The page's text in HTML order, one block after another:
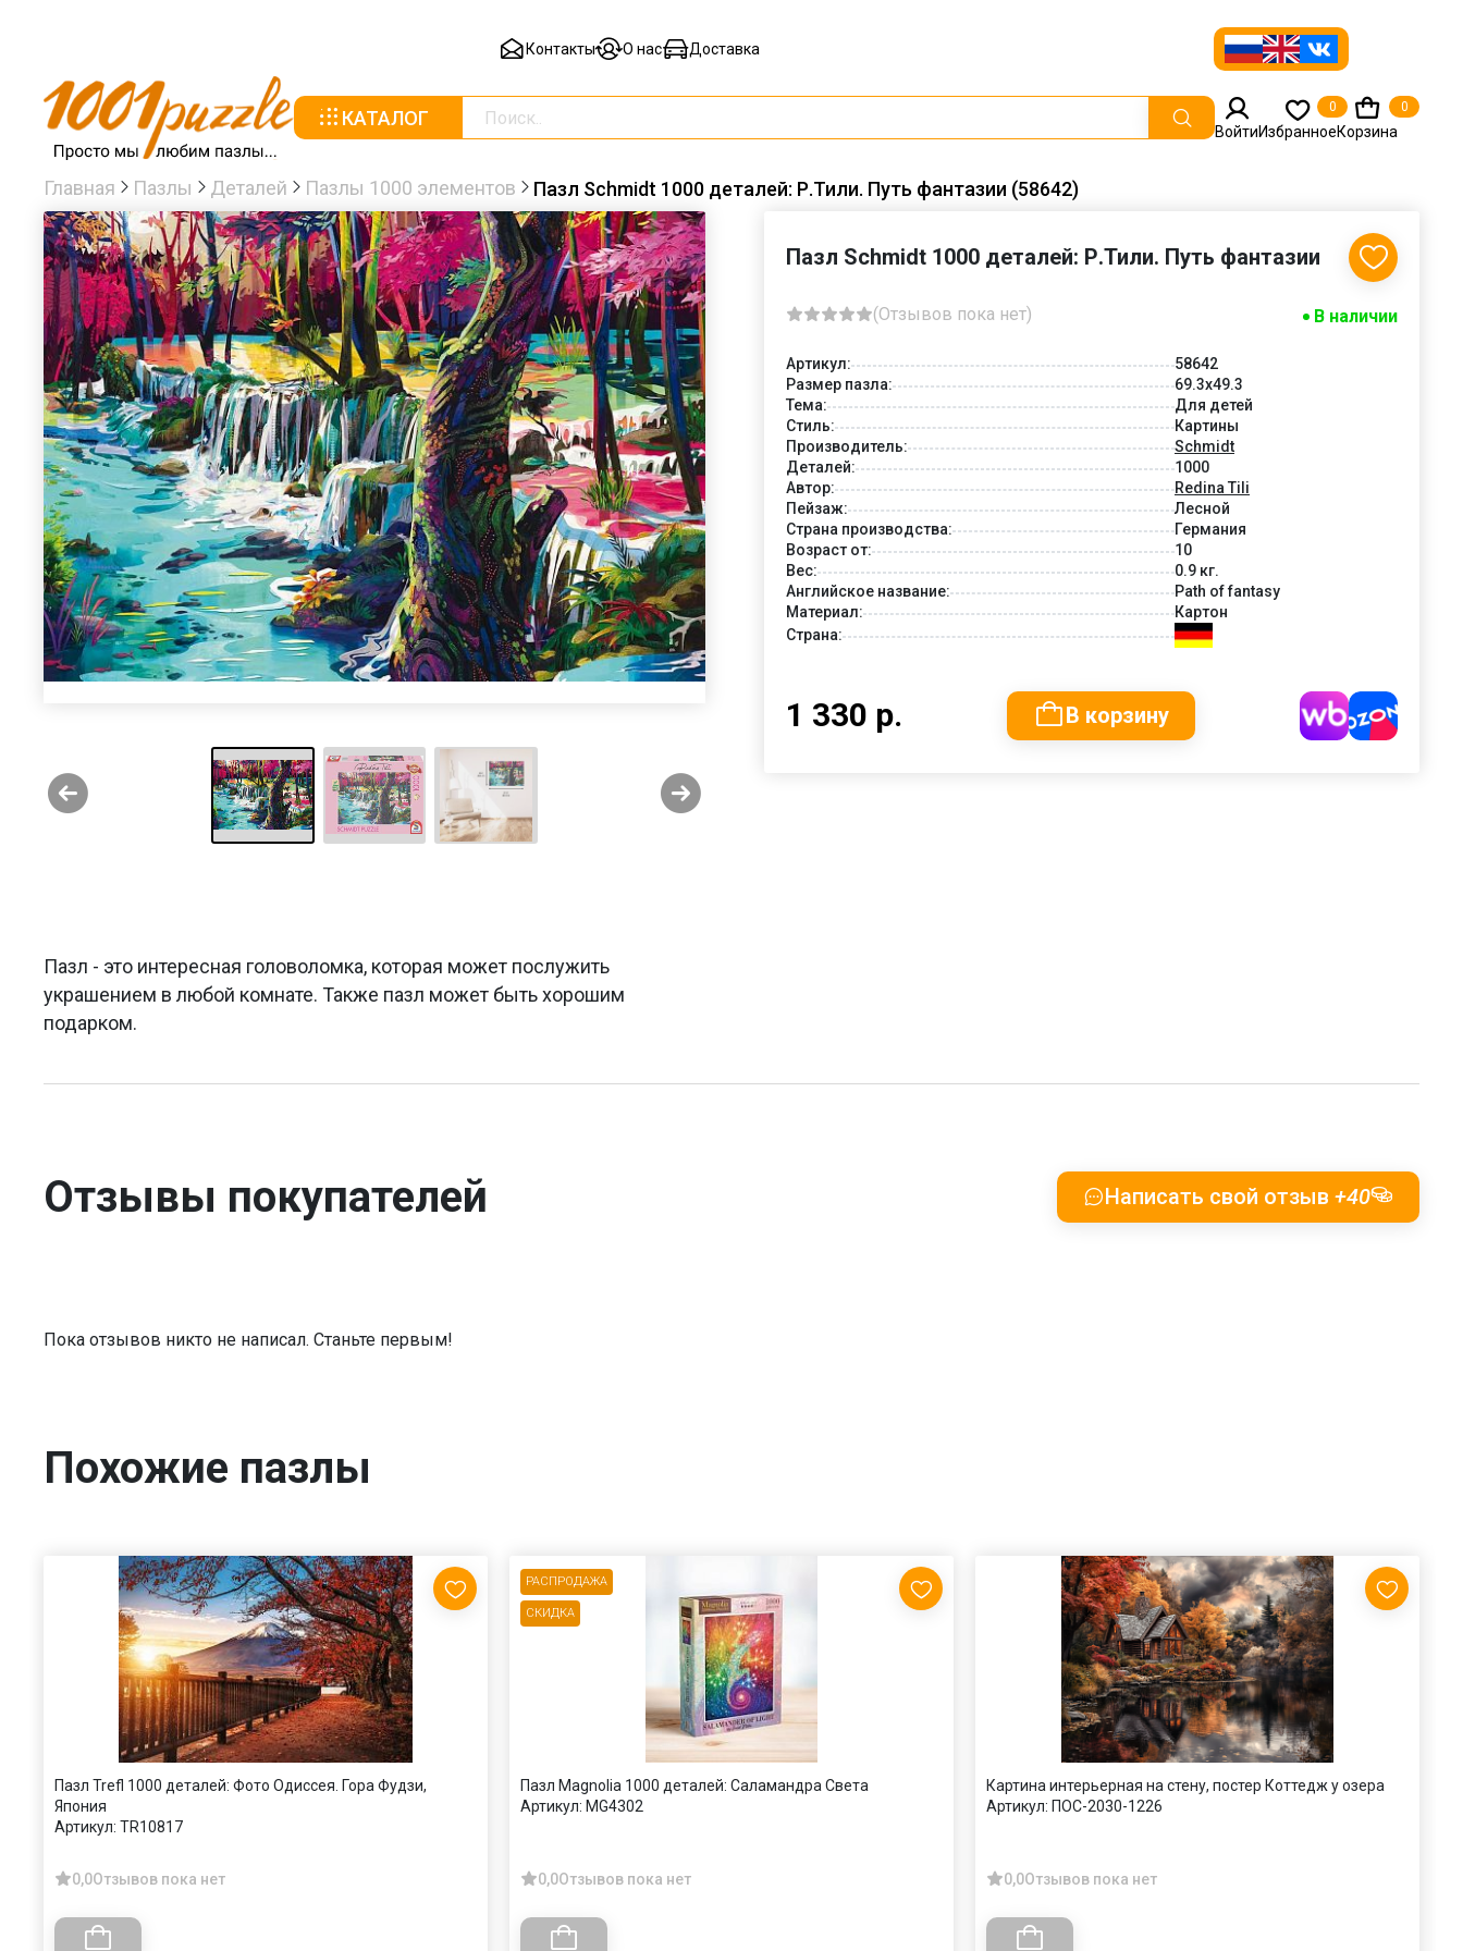
Контакты О нас Доставка
КАТАЛОГ
ВойтиИзбранное
0
Корзина
0
Главная Пазлы Деталей Пазлы 1000 элементов Пазл Schmidt 1000 деталей: Р.Тили. Путь фантазии (58642)
Пазл - это интересная головоломка, которая может послужить
украшением в любой комнате. Также пазл может быть хорошим
подарком.
Пазл Schmidt 1000 деталей: Р.Тили. Путь фантазии
(Отзывов пока нет) В наличии
Артикул:
58642
Размер пазла:
69.3x49.3
Тема:
Для детей
Стиль:
Картины
Производитель:
Schmidt
Деталей:
1000
Автор:
Redina Tili
Пейзаж:
Лесной
Страна производства:
Германия
Возраст от:
10
Вес:
0.9 кг.
Английское название:
Path of fantasy
Материал:
Картон
Страна:
1 330 р. В корзину
Отзывы покупателей Написать свой отзыв +40
Пока отзывов никто не написал. Станьте первым!
Похожие пазлы
Пазл Trefl 1000 деталей: Фото Одиссея. Гора Фудзи,
Япония
Артикул: TR10817
0,0Отзывов пока нет
РАСПРОДАЖА
СКИДКА
Пазл Magnolia 1000 деталей: Саламандра Света
Артикул: MG4302
0,0Отзывов пока нет
Картина интерьерная на стену, постер Коттедж у озера
Артикул: ПОС-2030-1226
0,0Отзывов пока нет